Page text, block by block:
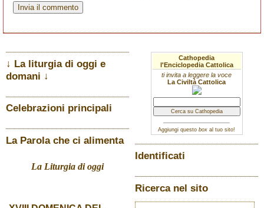
↓ La liturgia di oggi e
domani ↓
Celebrazioni principali
La Parola che ci alimenta
La Liturgia di oggi
Cathopedia
l'Enciclopedia Cattolica
ti invita a leggere la voce
La Civiltà Cattolica
Aggiungi questo box al tuo sito!
Identificati
Ricerca nel sito